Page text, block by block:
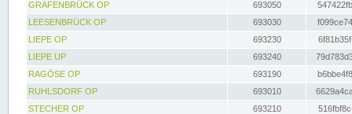
GRAFENBRÜCK OP
693050
LEESENBRÜCK OP
693030
LIEPE OP
693230
LIEPE UP
693240
RAGÖSE OP
693190
RUHLSDORF OP
693010
STECHER OP
693210